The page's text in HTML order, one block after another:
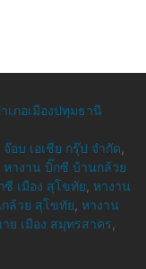
เภอเมืองปทุมธานี
อบ เอเชีย กรุ๊ป จำกัด
หางาน บิ๊กซี บ้านกล้วย
ซี เมือง สุโขทัย หางาน
ล้วย สุโขทัย หางาน
ย เมือง สมุทรสาคร